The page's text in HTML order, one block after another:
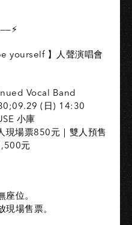
yourself 】人聲演唱會
Vocal Band
(日) 14:30
小庫
現場票850元｜雙人預售
元
位。
場售票。